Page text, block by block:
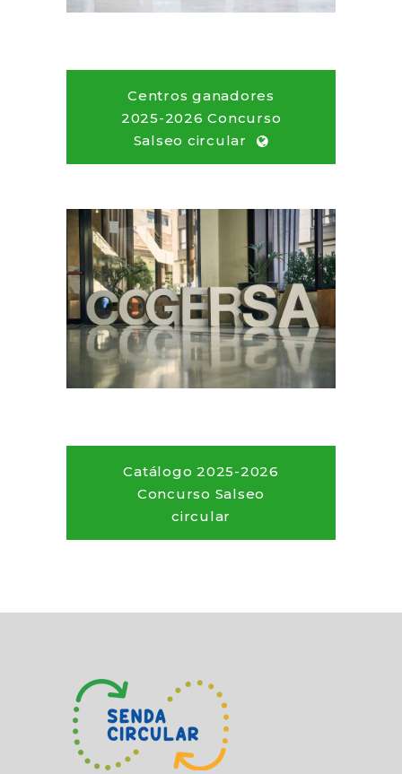
Centros ganadores
2025-2026 Concurso
Salseo circular
Catálogo 2025-2026
Concurso Salseo
circular